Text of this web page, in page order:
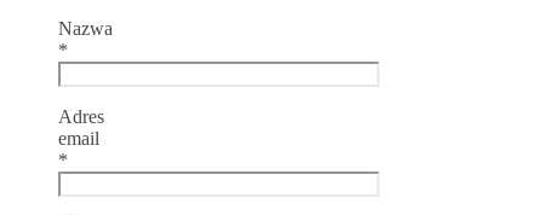
Nazwa
*
Adres
email
*